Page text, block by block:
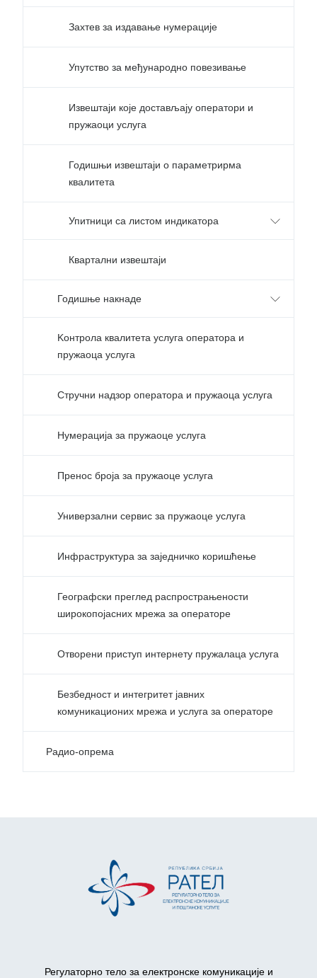
Захтев за издавање нумерације
Упутство за међународно повезивање
Извештаји које достављају оператори и
пружаоци услуга
Годишњи извештаји о параметрирма
квалитета
Упитници са листом индикатора
Квартални извештаји
Годишње накнаде
Kонтрола квалитета услуга оператора и
пружаоца услуга
Стручни надзор оператора и пружаоца услуга
Нумерација за пружаоце услуга
Пренос броја за пружаоце услуга
Универзални сервис за пружаоце услуга
Инфраструктура за заједничко коришћење
Географски преглед распрострањености
широкопојасних мрежа за операторе
Отворени приступ интернету пружалаца услуга
Безбедност и интегритет јавних
комуникационих мрежа и услуга за операторе
Радио-опрема
Регулаторно тело за електронске комуникације и